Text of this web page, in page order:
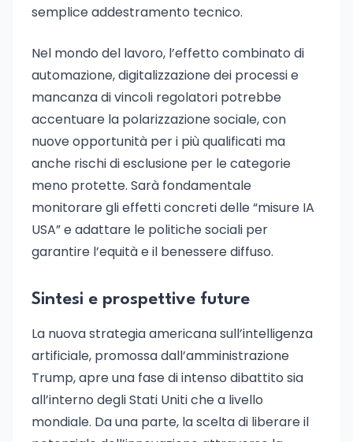
semplice addestramento tecnico.
Nel mondo del lavoro, l’effetto combinato di
automazione, digitalizzazione dei processi e
mancanza di vincoli regolatori potrebbe
accentuare la polarizzazione sociale, con
nuove opportunità per i più qualificati ma
anche rischi di esclusione per le categorie
meno protette. Sarà fondamentale
monitorare gli effetti concreti delle “misure IA
USA” e adattare le politiche sociali per
garantire l’equità e il benessere diffuso.
Sintesi e prospettive future
La nuova strategia americana sull’intelligenza
artificiale, promossa dall’amministrazione
Trump, apre una fase di intenso dibattito sia
all’interno degli Stati Uniti che a livello
mondiale. Da una parte, la scelta di liberare il